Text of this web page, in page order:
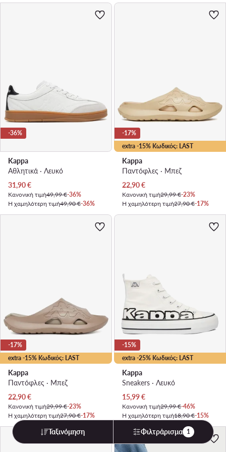
-36%
Kappa
Αθλητικά · Λευκό
Τρέχουσα τιμή
31,90€
Κανονική τιμή49,99 €-36%
Η χαμηλότερη τιμή49,90 €-36%
extra -15% Κωδικός: LAST
-17%
Kappa
Παντόφλες · Μπεζ
Τρέχουσα τιμή
22,90€
Κανονική τιμή29,99 €-23%
Η χαμηλότερη τιμή27,90 €-17%
extra -15% Κωδικός: LAST
-17%
Kappa
Παντόφλες · Μπεζ
Τρέχουσα τιμή
22,90€
Κανονική τιμή29,99 €-23%
Η χαμηλότερη τιμή27,90 €-17%
extra -25% Κωδικός: LAST
-15%
Kappa
Sneakers · Λευκό
Τρέχουσα τιμή
15,99€
Κανονική τιμή29,99 €-46%
Η χαμηλότερη τιμή18,90 €-15%
Ταξινόμηση Φιλτράρισμα 1